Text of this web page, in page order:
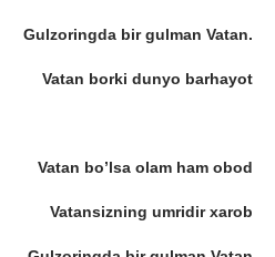
Gulzoringda bir gulman Vatan.
Vatan borki dunyo barhayot
Vatan bo’lsa olam ham obod
Vatansizning umridir xarob